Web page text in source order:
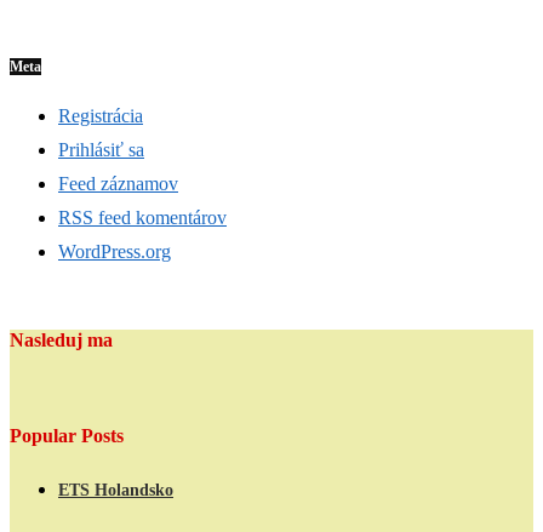
Meta
Registrácia
Prihlásiť sa
Feed záznamov
RSS feed komentárov
WordPress.org
Nasleduj ma
Popular Posts
ETS Holandsko